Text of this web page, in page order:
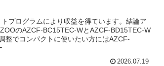
プログラムにより収益を得ています。結論ア
のAZCF-BC15TEC-WとAZCF-BD15TEC-W
整でコンパクトに使いたい方にはAZCF-
2026.07.19